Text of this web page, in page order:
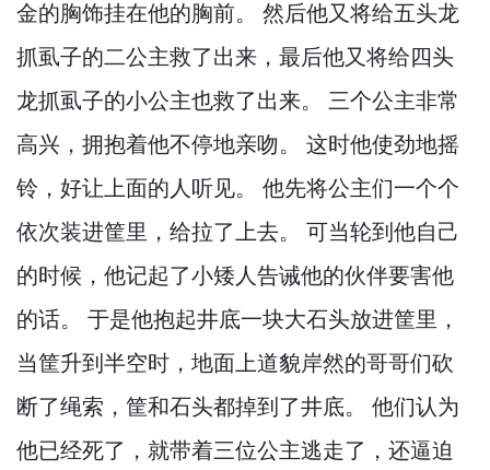
金的胸饰挂在他的胸前。
然后他又将给五头龙
抓虱子的二公主救了出来， 最后他又将给四头
龙抓虱子的小公主也救了出来。
三个公主非常
高兴， 拥抱着他不停地亲吻。
这时他使劲地摇
铃， 好让上面的人听见。
他先将公主们一个个
依次装进筐里， 给拉了上去。
可当轮到他自己
的时候， 他记起了小矮人告诫他的伙伴要害他
的话。
于是他抱起井底一块大石头放进筐里，
当筐升到半空时， 地面上道貌岸然的哥哥们砍
断了绳索， 筐和石头都掉到了井底。
他们认为
他已经死了， 就带着三位公主逃走了， 还逼迫